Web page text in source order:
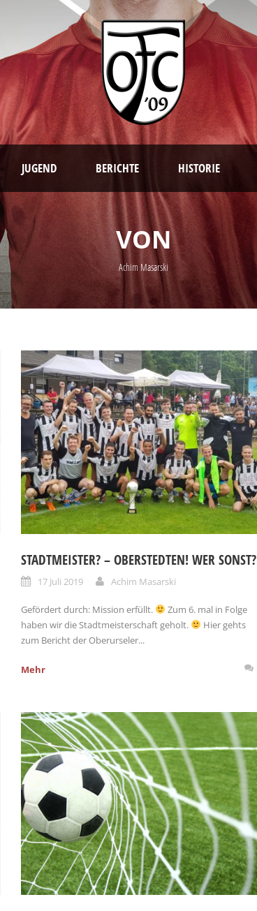
JUGEND BERICHTE HISTORIE
VON
Achim Masarski
STADTMEISTER? – OBERSTEDTEN! WER SONST?
17 Juli 2019 Achim Masarski
Gefördert durch: Mission erfüllt.
Zum 6. mal in Folge
haben wir die Stadtmeisterschaft geholt.
Hier gehts
zum Bericht der Oberurseler...
Mehr